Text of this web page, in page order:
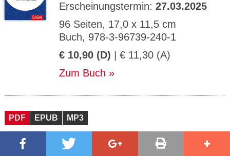
Erscheinungstermin: 27.03.2025
96 Seiten, 17,0 x 11,5 cm
Buch, 978-3-96739-240-1
€ 10,90 (D) | € 11,30 (A)
Zum Buch
PDF EPUB MP3
Ronald P. Schweppe ,Aljoscha Long
30 MINUTEN RAUS AUS DEM